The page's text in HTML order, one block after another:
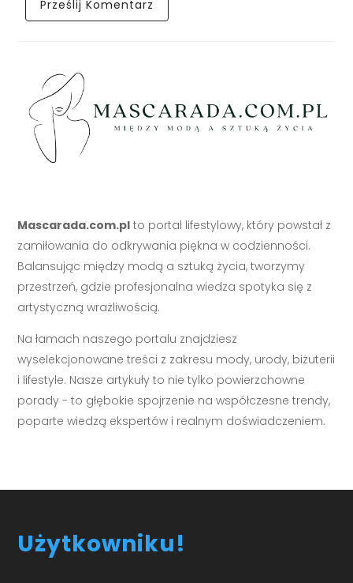
Mascarada.com.pl to portal lifestylowy, który powstał z
zamiłowania do odkrywania piękna w codzienności.
Balansując między modą a sztuką życia, tworzymy
przestrzeń, gdzie profesjonalna wiedza spotyka się z
artystyczną wrażliwością.
Na łamach naszego portalu znajdziesz
wyselekcjonowane treści z zakresu mody, urody, biżuterii
i lifestyle. Nasze artykuły to nie tylko powierzchowne
porady - to głębokie spojrzenie na współczesne trendy,
poparte wiedzą ekspertów i realnym doświadczeniem.
Użytkowniku!